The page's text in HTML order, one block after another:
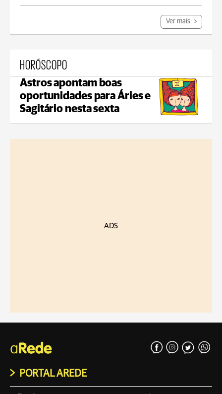
Ver mais
HORÓSCOPO
Astros apontam boas
oportunidades para Áries e
Sagitário nesta sexta
ADS
PORTAL AREDE